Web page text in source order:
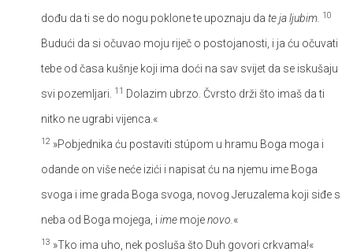
dođu da ti se do nogu poklone te upoznaju da te ja ljubim. 10
Budući da si očuvao moju riječ o postojanosti, i ja ću očuvati
tebe od časa kušnje koji ima doći na sav svijet da se iskušaju
svi pozemljari.
11 Dolazim ubrzo. Čvrsto drži što imaš da ti
nitko ne ugrabi vijenca.«
12 »Pobjednika ću postaviti stúpom u hramu Boga moga i
odande on više neće izići i napisat ću na njemu ime Boga
svoga i ime grada Boga svoga, novog Jeruzalema koji siđe s
neba od Boga mojega, i ime mojenovo. «
13 »Tko ima uho, nek posluša što Duh govori crkvama!«